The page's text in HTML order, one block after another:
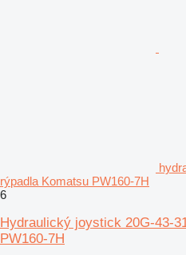
rýpadla Komatsu PW160-7H
6
Hydraulický joystick 20G-43-
PW160-7H